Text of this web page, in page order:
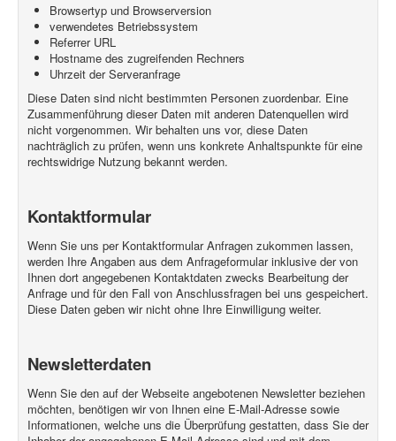
Browsertyp und Browserversion
verwendetes Betriebssystem
Referrer URL
Hostname des zugreifenden Rechners
Uhrzeit der Serveranfrage
Diese Daten sind nicht bestimmten Personen zuordenbar. Eine
Zusammenführung dieser Daten mit anderen Datenquellen wird
nicht vorgenommen. Wir behalten uns vor, diese Daten
nachträglich zu prüfen, wenn uns konkrete Anhaltspunkte für eine
rechtswidrige Nutzung bekannt werden.
Kontaktformular
Wenn Sie uns per Kontaktformular Anfragen zukommen lassen,
werden Ihre Angaben aus dem Anfrageformular inklusive der von
Ihnen dort angegebenen Kontaktdaten zwecks Bearbeitung der
Anfrage und für den Fall von Anschlussfragen bei uns gespeichert.
Diese Daten geben wir nicht ohne Ihre Einwilligung weiter.
Newsletterdaten
Wenn Sie den auf der Webseite angebotenen Newsletter beziehen
möchten, benötigen wir von Ihnen eine E-Mail-Adresse sowie
Informationen, welche uns die Überprüfung gestatten, dass Sie der